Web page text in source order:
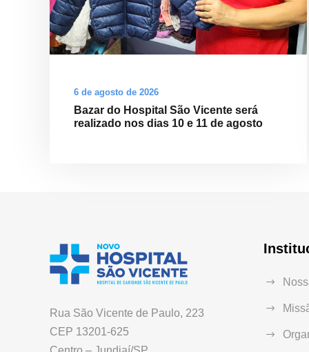
6 de agosto de 2026
Bazar do Hospital São Vicente será
realizado nos dias 10 e 11 de agosto
Rua São Vicente de Paulo, 223
CEP 13201-625